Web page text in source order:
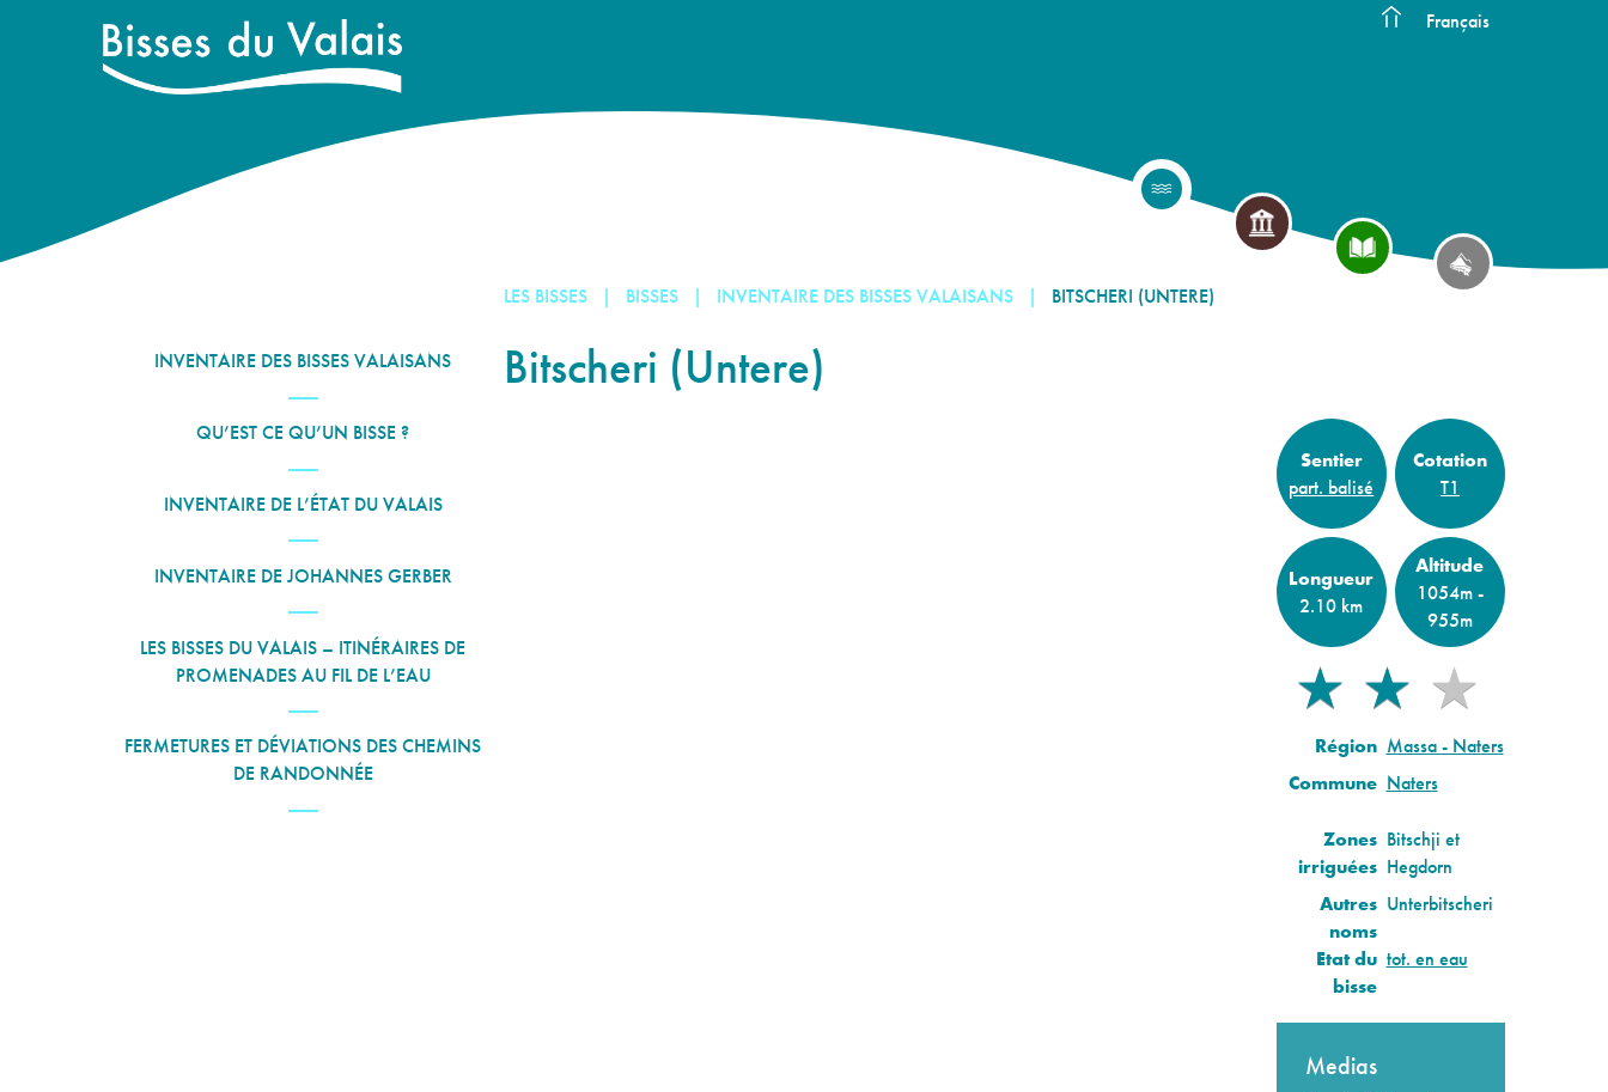
Français
INVENTAIRE DES BISSES VALAISANS
QU’EST CE QU’UN BISSE ?
INVENTAIRE DE L’ÉTAT DU VALAIS
INVENTAIRE DE JOHANNES GERBER
LES BISSES DU VALAIS – ITINÉRAIRES DE
PROMENADES AU FIL DE L’EAU
FERMETURES ET DÉVIATIONS DES CHEMINS
DE RANDONNÉE
LES BISSES BISSES INVENTAIRE DES BISSES VALAISANS BITSCHERI (UNTERE)
Bitscheri (Untere)
Sentier
part. balisé
Cotation
T1
Longueur
2.10 km
Altitude
1054m -
955m
★ ★
★ ★ ★
Région Massa - Naters
Commune Naters
Zones
irriguées
Bitschji et
Hegdorn
Autres
noms
Unterbitscheri
Etat du
bisse
tot. en eau
Medias